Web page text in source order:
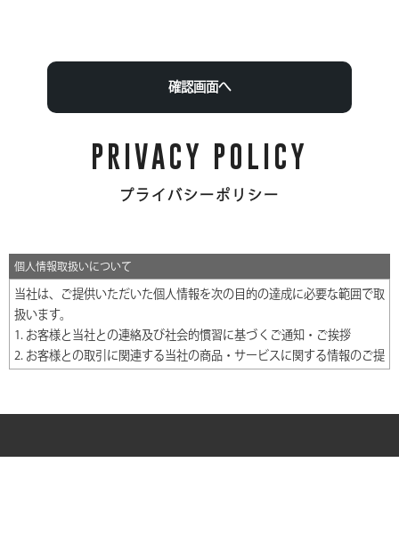
PRIVACY POLICY
プライバシーポリシー
個人情報取扱いについて
当社は、ご提供いただいた個人情報を次の目的の達成に必要な範囲で取
扱います。
1. お客様と当社との連絡及び社会的慣習に基づくご通知・ご挨拶
2. お客様との取引に関連する当社の商品・サービスに関する情報のご提
また、上記の利用目的の達成のために個人情報の取扱いを第三者に委託
その場合には委託先に対して適切な監督を行い、個人情報保護の水準を